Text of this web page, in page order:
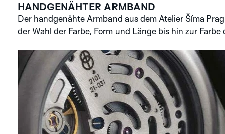
HANDGENÄHTER ARMBAND
Der handgenähte Armband aus dem Atelier Šíma
der Wahl der Farbe, Form und Länge bis hin zur